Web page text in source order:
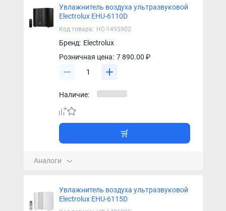
Увлажнитель воздуха ультразвуковой
Electrolux EHU-6110D
Код товара: НС-1495902
Бренд: Electrolux
Розничная цена: 7 890.00 ₽
Наличие:
Аналоги
Увлажнитель воздуха ультразвуковой
Electrolux EHU-6115D